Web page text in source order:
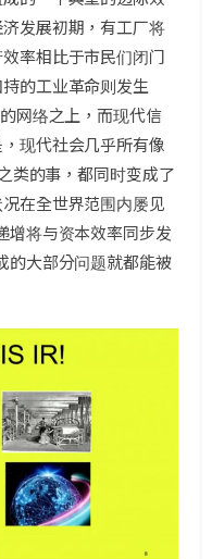
发展初期，有工厂将
率相比于市民们闭门
的工业革命则发生
网络之上，而现代信
现代社会几乎所有像
类的事，都同时变成了
在全世界范围内屡见
增将与资本效率同步发
的大部分问题就都能被